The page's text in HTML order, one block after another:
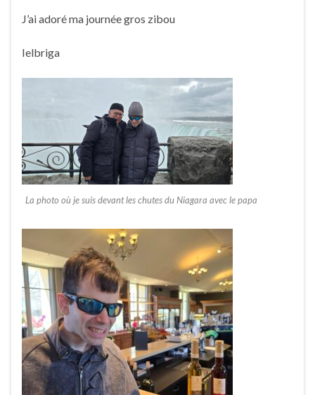
J’ai adoré ma journée gros zibou
Ielbriga
La photo où je suis devant les chutes du Niagara avec le papa